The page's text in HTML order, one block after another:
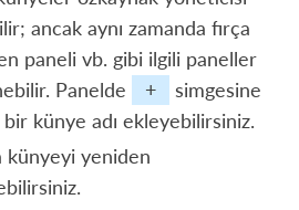
ancak aynı zamanda fırça
paneli vb. gibi ilgili paneller
Panelde
+
simgesine
künye adı ekleyebilirsiniz.
künyeyi yeniden